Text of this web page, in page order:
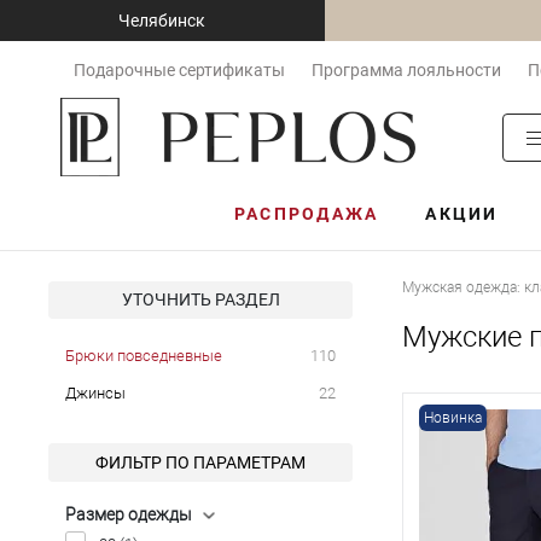
Челябинск
Подарочные сертификаты Программа лояльности
РАСПРОДАЖА АКЦИИ
УТОЧНИТЬ РАЗДЕЛ
Брюки повседневные 110
Джинсы 22
ФИЛЬТР ПО ПАРАМЕТРАМ
Размер одежды
Мужская одежда:
Мужские
Новинка